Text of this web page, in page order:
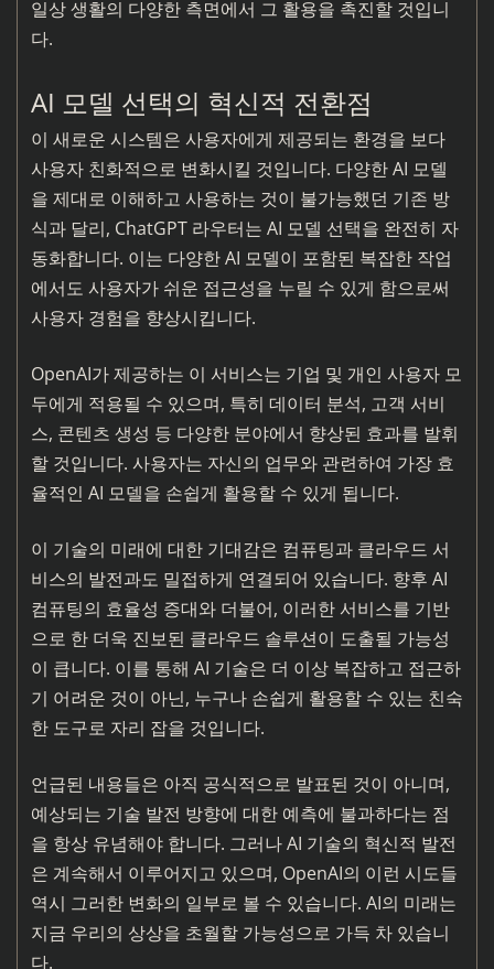
일상 생활의 다양한 측면에서 그 활용을 촉진할 것입니
다.
AI 모델 선택의 혁신적 전환점
이 새로운 시스템은 사용자에게 제공되는 환경을 보다
사용자 친화적으로 변화시킬 것입니다. 다양한 AI 모델
을 제대로 이해하고 사용하는 것이 불가능했던 기존 방
식과 달리, ChatGPT 라우터는 AI 모델 선택을 완전히 자
동화합니다. 이는 다양한 AI 모델이 포함된 복잡한 작업
에서도 사용자가 쉬운 접근성을 누릴 수 있게 함으로써
사용자 경험을 향상시킵니다.
OpenAI가 제공하는 이 서비스는 기업 및 개인 사용자 모
두에게 적용될 수 있으며, 특히 데이터 분석, 고객 서비
스, 콘텐츠 생성 등 다양한 분야에서 향상된 효과를 발휘
할 것입니다. 사용자는 자신의 업무와 관련하여 가장 효
율적인 AI 모델을 손쉽게 활용할 수 있게 됩니다.
이 기술의 미래에 대한 기대감은 컴퓨팅과 클라우드 서
비스의 발전과도 밀접하게 연결되어 있습니다. 향후 AI
컴퓨팅의 효율성 증대와 더불어, 이러한 서비스를 기반
으로 한 더욱 진보된 클라우드 솔루션이 도출될 가능성
이 큽니다. 이를 통해 AI 기술은 더 이상 복잡하고 접근하
기 어려운 것이 아닌, 누구나 손쉽게 활용할 수 있는 친숙
한 도구로 자리 잡을 것입니다.
언급된 내용들은 아직 공식적으로 발표된 것이 아니며,
예상되는 기술 발전 방향에 대한 예측에 불과하다는 점
을 항상 유념해야 합니다. 그러나 AI 기술의 혁신적 발전
은 계속해서 이루어지고 있으며, OpenAI의 이런 시도들
역시 그러한 변화의 일부로 볼 수 있습니다. AI의 미래는
지금 우리의 상상을 초월할 가능성으로 가득 차 있습니
다.